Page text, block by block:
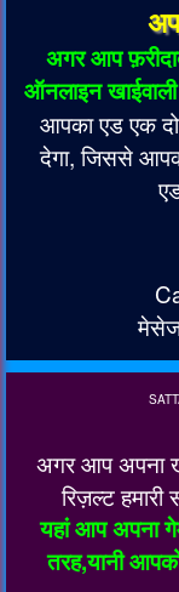
अगर आप
ऑनलाइन
आपका एड एक दो
देगा, जिससे
अगर आप अपना
रिज़ल्ट
यहां आप अपना
तरह,यानी